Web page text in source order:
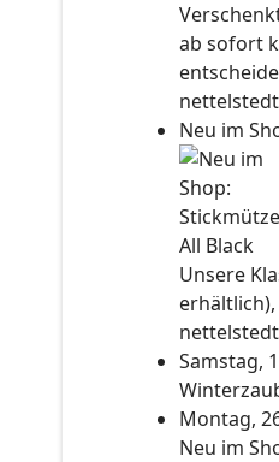
ab sofort
Neu im
Unsere
Samstag,
Montag,
Neu im